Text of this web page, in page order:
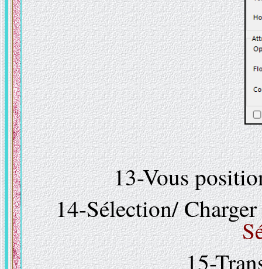
13-Vous
14-Sélection/
15-